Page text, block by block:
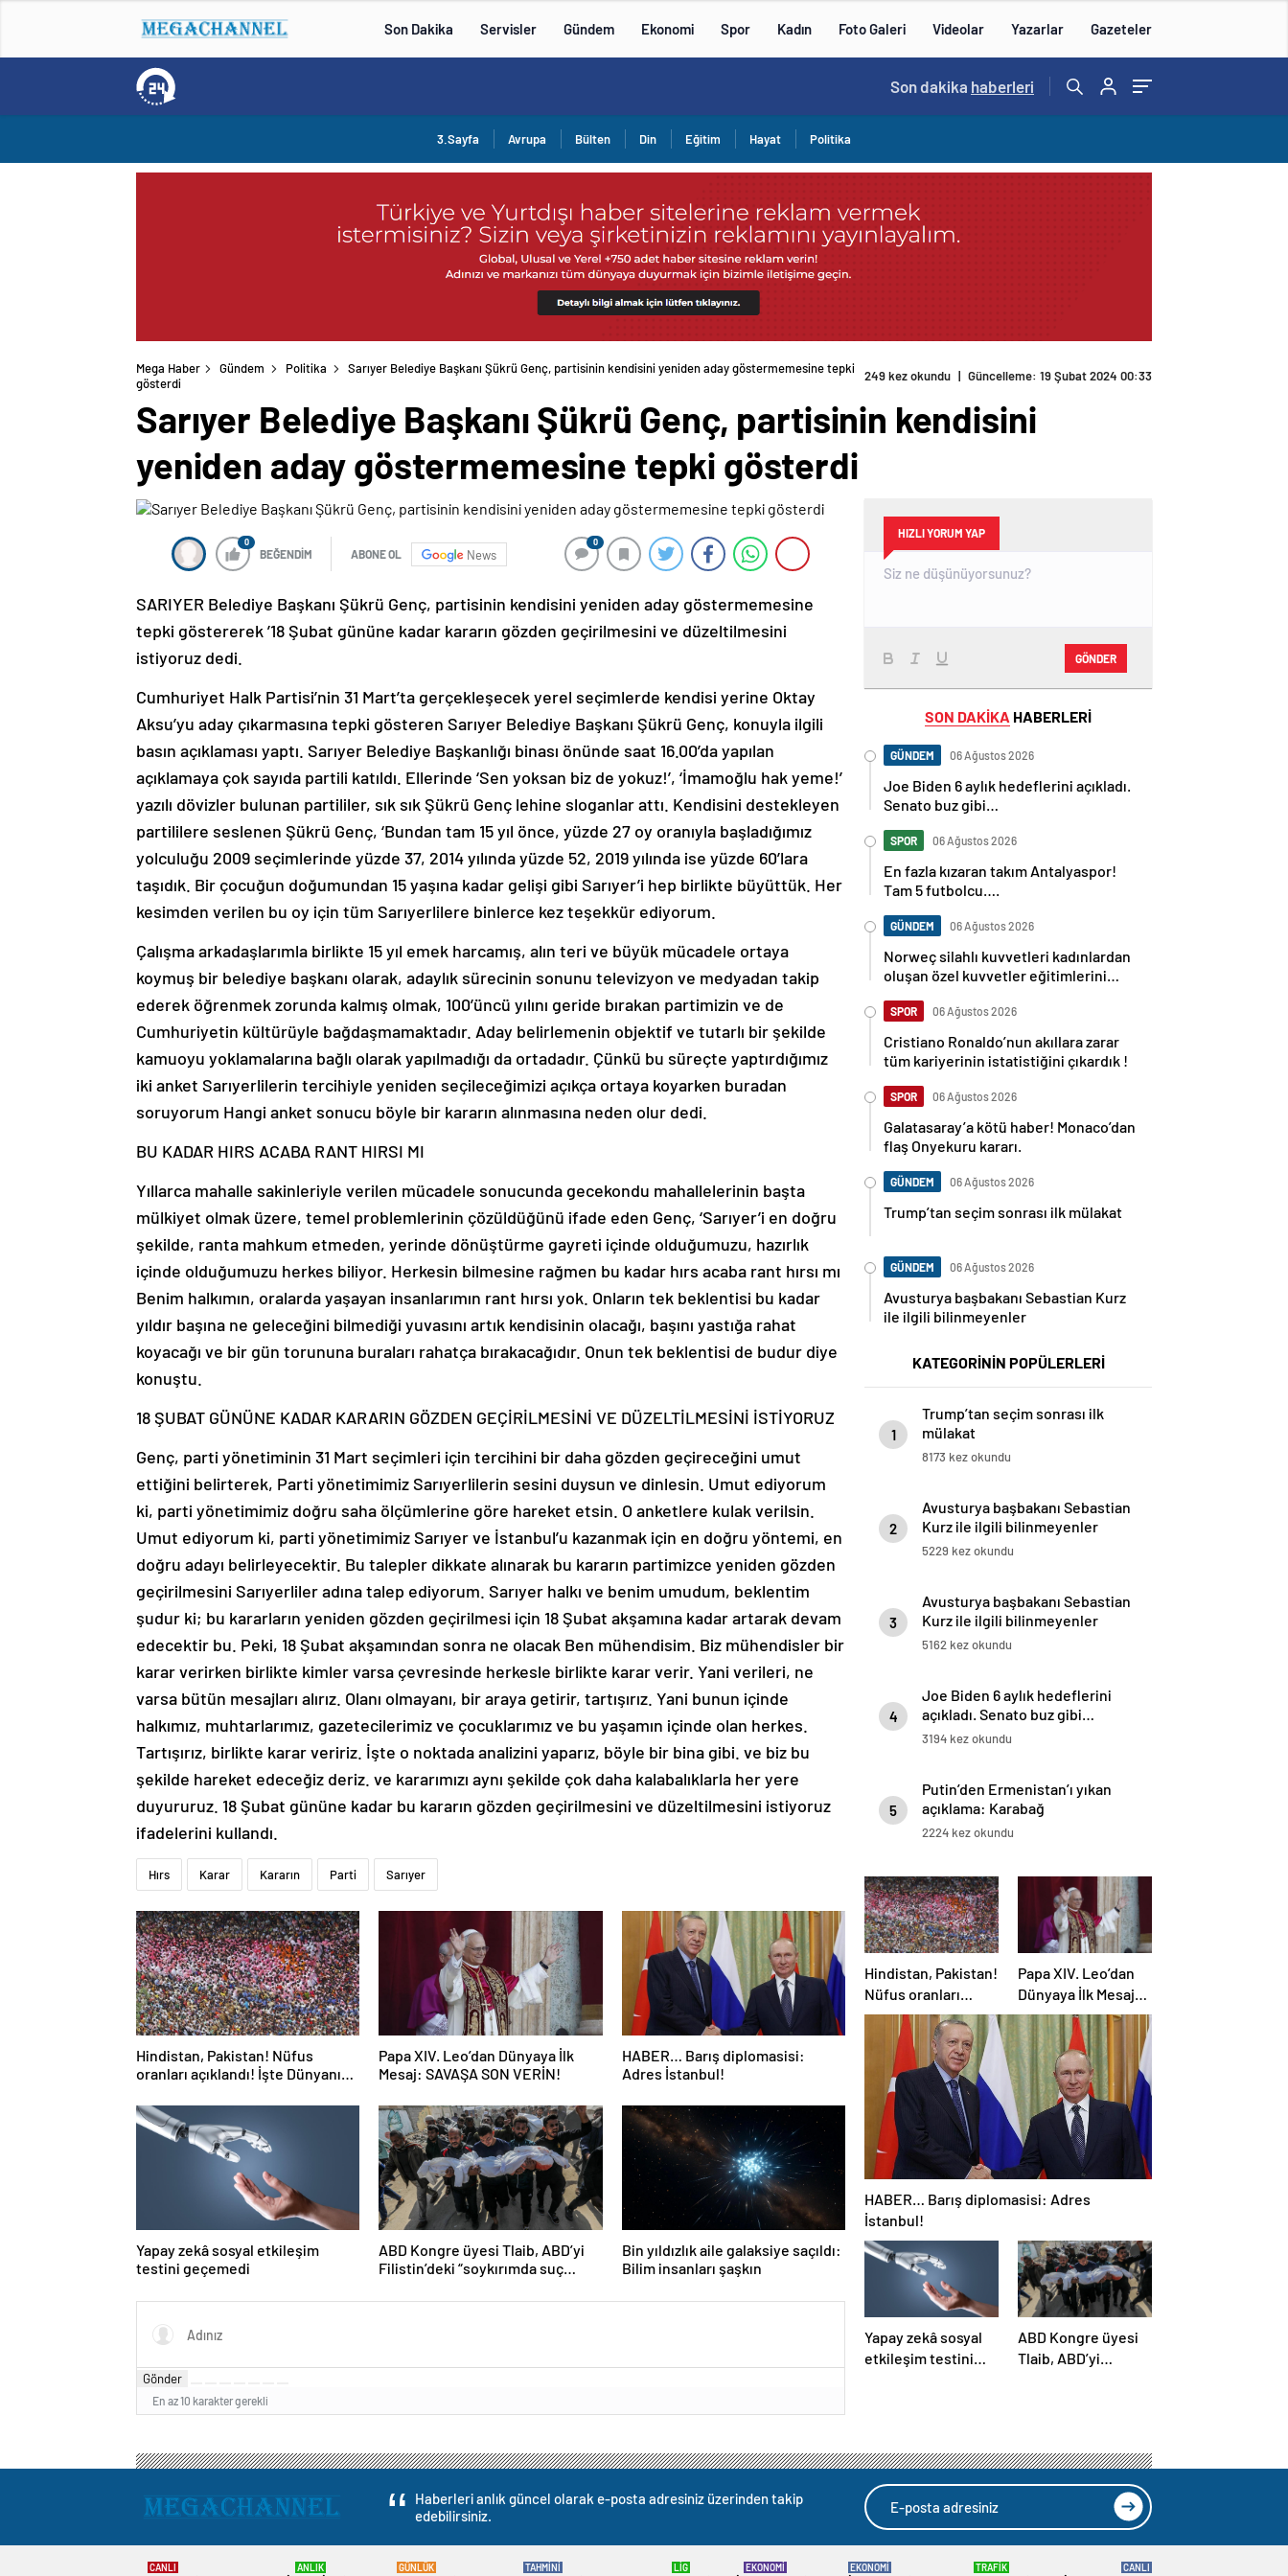
Son Dakika Servisler Gündem Ekonomi Spor Kadın Foto Galeri Videolar Yazarlar Gazeteler
Son dakika haberleri
3.Sayfa Avrupa Bülten Din Eğitim Hayat Politika
Mega Haber Gündem Politika
Sarıyer Belediye Başkanı Şükrü Genç, partisinin kendisini yeniden aday göstermemesine tepki
gösterdi
249 kez okundu | Güncelleme: 19 Şubat 2024 00:33
Sarıyer Belediye Başkanı Şükrü Genç, partisinin kendisini
yeniden aday göstermemesine tepki gösterdi
0
BEĞENDİM ABONE OL News
0
SARIYER Belediye Başkanı Şükrü Genç, partisinin kendisini yeniden aday göstermemesine
tepki göstererek ’18 Şubat gününe kadar kararın gözden geçirilmesini ve düzeltilmesini
istiyoruz dedi.
Cumhuriyet Halk Partisi’nin 31 Mart’ta gerçekleşecek yerel seçimlerde kendisi yerine Oktay
Aksu’yu aday çıkarmasına tepki gösteren Sarıyer Belediye Başkanı Şükrü Genç, konuyla ilgili
basın açıklaması yaptı. Sarıyer Belediye Başkanlığı binası önünde saat 16.00’da yapılan
açıklamaya çok sayıda partili katıldı. Ellerinde ‘Sen yoksan biz de yokuz!’, ‘İmamoğlu hak yeme!’
yazılı dövizler bulunan partililer, sık sık Şükrü Genç lehine sloganlar attı. Kendisini destekleyen
partililere seslenen Şükrü Genç, ‘Bundan tam 15 yıl önce, yüzde 27 oy oranıyla başladığımız
yolculuğu 2009 seçimlerinde yüzde 37, 2014 yılında yüzde 52, 2019 yılında ise yüzde 60’lara
taşıdık. Bir çocuğun doğumundan 15 yaşına kadar gelişi gibi Sarıyer’i hep birlikte büyüttük. Her
kesimden verilen bu oy için tüm Sarıyerlilere binlerce kez teşekkür ediyorum.
Çalışma arkadaşlarımla birlikte 15 yıl emek harcamış, alın teri ve büyük mücadele ortaya
koymuş bir belediye başkanı olarak, adaylık sürecinin sonunu televizyon ve medyadan takip
ederek öğrenmek zorunda kalmış olmak, 100’üncü yılını geride bırakan partimizin ve de
Cumhuriyetin kültürüyle bağdaşmamaktadır. Aday belirlemenin objektif ve tutarlı bir şekilde
kamuoyu yoklamalarına bağlı olarak yapılmadığı da ortadadır. Çünkü bu süreçte yaptırdığımız
iki anket Sarıyerlilerin tercihiyle yeniden seçileceğimizi açıkça ortaya koyarken buradan
soruyorum Hangi anket sonucu böyle bir kararın alınmasına neden olur dedi.
BU KADAR HIRS ACABA RANT HIRSI MI
Yıllarca mahalle sakinleriyle verilen mücadele sonucunda gecekondu mahallelerinin başta
mülkiyet olmak üzere, temel problemlerinin çözüldüğünü ifade eden Genç, ‘Sarıyer’i en doğru
şekilde, ranta mahkum etmeden, yerinde dönüştürme gayreti içinde olduğumuzu, hazırlık
içinde olduğumuzu herkes biliyor. Herkesin bilmesine rağmen bu kadar hırs acaba rant hırsı mı
Benim halkımın, oralarda yaşayan insanlarımın rant hırsı yok. Onların tek beklentisi bu kadar
yıldır başına ne geleceğini bilmediği yuvasını artık kendisinin olacağı, başını yastığa rahat
koyacağı ve bir gün torununa buraları rahatça bırakacağıdır. Onun tek beklentisi de budur diye
konuştu.
18 ŞUBAT GÜNÜNE KADAR KARARIN GÖZDEN GEÇİRİLMESİNİ VE DÜZELTİLMESİNİ İSTİYORUZ
Genç, parti yönetiminin 31 Mart seçimleri için tercihini bir daha gözden geçireceğini umut
ettiğini belirterek, Parti yönetimimiz Sarıyerlilerin sesini duysun ve dinlesin. Umut ediyorum
ki, parti yönetimimiz doğru saha ölçümlerine göre hareket etsin. O anketlere kulak verilsin.
Umut ediyorum ki, parti yönetimimiz Sarıyer ve İstanbul’u kazanmak için en doğru yöntemi, en
doğru adayı belirleyecektir. Bu talepler dikkate alınarak bu kararın partimizce yeniden gözden
geçirilmesini Sarıyerliler adına talep ediyorum. Sarıyer halkı ve benim umudum, beklentim
şudur ki; bu kararların yeniden gözden geçirilmesi için 18 Şubat akşamına kadar artarak devam
edecektir bu. Peki, 18 Şubat akşamından sonra ne olacak Ben mühendisim. Biz mühendisler bir
karar verirken birlikte kimler varsa çevresinde herkesle birlikte karar verir. Yani verileri, ne
varsa bütün mesajları alırız. Olanı olmayanı, bir araya getirir, tartışırız. Yani bunun içinde
halkımız, muhtarlarımız, gazetecilerimiz ve çocuklarımız ve bu yaşamın içinde olan herkes.
Tartışırız, birlikte karar veririz. İşte o noktada analizini yaparız, böyle bir bina gibi. ve biz bu
şekilde hareket edeceğiz deriz. ve kararımızı aynı şekilde çok daha kalabalıklarla her yere
duyururuz. 18 Şubat gününe kadar bu kararın gözden geçirilmesini ve düzeltilmesini istiyoruz
ifadelerini kullandı.
Hırs Karar Kararın Parti Sarıyer
Hindistan, Pakistan! Nüfus
oranları açıklandı! İşte Dünyanın
haritası ülkeler!
Papa XIV. Leo’dan Dünyaya İlk
Mesaj: SAVAŞA SON VERİN!
HABER… Barış diplomasisi:
Adres İstanbul!
Yapay zekâ sosyal etkileşim
testini geçemedi
ABD Kongre üyesi Tlaib, ABD’yi
Filistin’deki “soykırımda suç
Bin yıldızlık aile galaksiye saçıldı:
Bilim insanları şaşkın
Gönder
En az 10 karakter gerekli
HIZLI YORUM YAP
GÖNDER
SON DAKİKA HABERLERİ
GÜNDEM 06 Ağustos 2026
Joe Biden 6 aylık hedeflerini açıkladı.
Senato buz gibi…
SPOR 06 Ağustos 2026
En fazla kızaran takım Antalyaspor!
Tam 5 futbolcu….
GÜNDEM 06 Ağustos 2026
Norweç silahlı kuvvetleri kadınlardan
oluşan özel kuvvetler eğitimlerini
SPOR 06 Ağustos 2026
Cristiano Ronaldo’nun akıllara zarar
tüm kariyerinin istatistiğini çıkardık !
SPOR 06 Ağustos 2026
Galatasaray’a kötü haber! Monaco’dan
flaş Onyekuru kararı.
GÜNDEM 06 Ağustos 2026
Trump’tan seçim sonrası ilk mülakat
GÜNDEM 06 Ağustos 2026
Avusturya başbakanı Sebastian Kurz
ile ilgili bilinmeyenler
KATEGORİNİN POPÜLERLERİ
1
Trump’tan seçim sonrası ilk
mülakat
8173 kez okundu
2
Avusturya başbakanı Sebastian
Kurz ile ilgili bilinmeyenler
5229 kez okundu
3
Avusturya başbakanı Sebastian
Kurz ile ilgili bilinmeyenler
5162 kez okundu
4
Joe Biden 6 aylık hedeflerini
açıkladı. Senato buz gibi…
3194 kez okundu
5
Putin’den Ermenistan’ı yıkan
açıklama: Karabağ
Azerbaycan’ın ayrılmaz bir
2224 kez okundu
Hindistan, Pakistan!
Nüfus oranları
açıklandı! İşte
Dünyanın en
kalabalık ülkesi!
Dünya haritası
ülkeler!
Papa XIV. Leo’dan
Dünyaya İlk Mesaj:
SAVAŞA SON
VERİN!
HABER… Barış diplomasisi: Adres
İstanbul!
Yapay zekâ sosyal
etkileşim testini
ABD Kongre üyesi
Tlaib, ABD’yi
Haberleri anlık güncel olarak e-posta adresiniz üzerinden takip
edebilirsiniz.
CANLI ANLIK GÜNLÜK TAHMİNİ LİG EKONOMİ EKONOMİ TRAFİK CANLI